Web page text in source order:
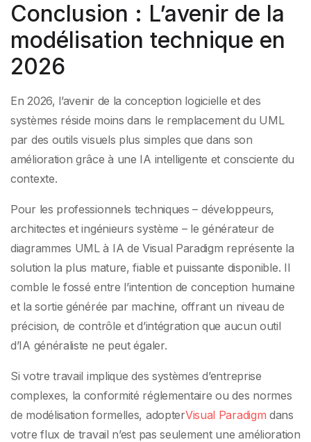
Conclusion : L’avenir de la
modélisation technique en
2026
En 2026, l’avenir de la conception logicielle et des
systèmes réside moins dans le remplacement du UML
par des outils visuels plus simples que dans son
amélioration grâce à une IA intelligente et consciente du
contexte.
Pour les professionnels techniques – développeurs,
architectes et ingénieurs système – le générateur de
diagrammes UML à IA de Visual Paradigm représente la
solution la plus mature, fiable et puissante disponible. Il
comble le fossé entre l’intention de conception humaine
et la sortie générée par machine, offrant un niveau de
précision, de contrôle et d’intégration que aucun outil
d’IA généraliste ne peut égaler.
Si votre travail implique des systèmes d’entreprise
complexes, la conformité réglementaire ou des normes
de modélisation formelles, adopterVisual Paradigm dans
votre flux de travail n’est pas seulement une amélioration